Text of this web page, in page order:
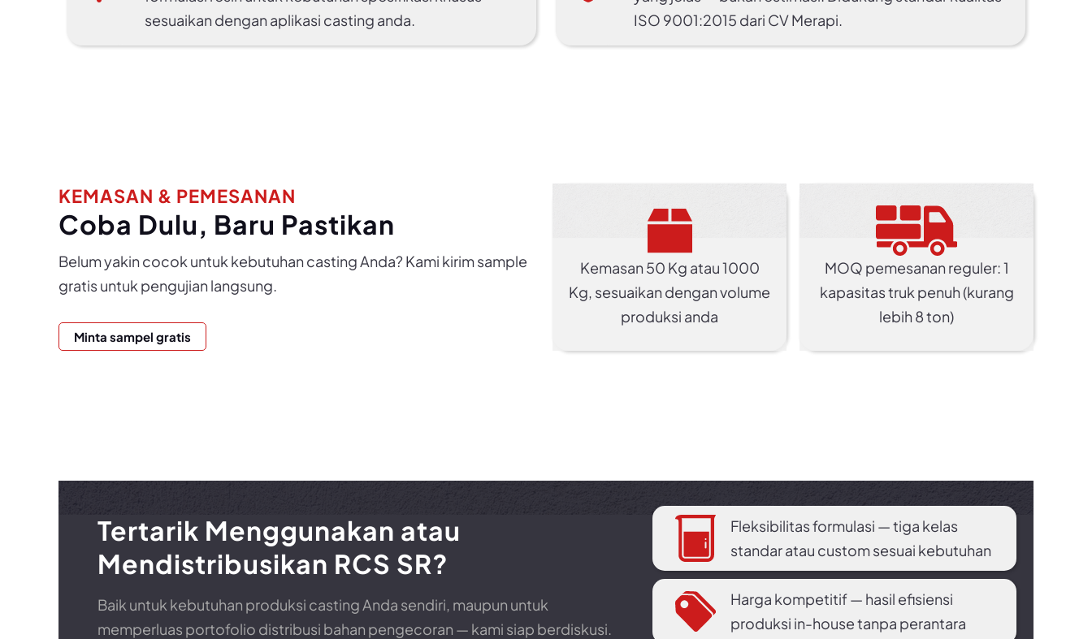
sesuaikan dengan aplikasi casting anda.
ISO 9001:2015 dari CV Merapi.
KEMASAN & PEMESANAN
Coba Dulu, Baru Pastikan
Belum yakin cocok untuk kebutuhan casting Anda? Kami kirim sample
gratis untuk pengujian langsung.
Minta sampel gratis
Kemasan 50 Kg atau 1000
Kg, sesuaikan dengan volume
produksi anda
MOQ pemesanan reguler: 1
kapasitas truk penuh (kurang
lebih 8 ton)
Tertarik Menggunakan atau
Mendistribusikan RCS SR?
Baik untuk kebutuhan produksi casting Anda sendiri, maupun untuk
memperluas portofolio distribusi bahan pengecoran — kami siap berdiskusi.
Fleksibilitas formulasi — tiga kelas
standar atau custom sesuai kebutuhan
Harga kompetitif — hasil efisiensi
produksi in-house tanpa perantara